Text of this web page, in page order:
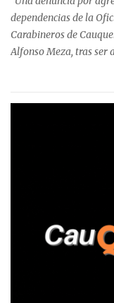
Talca, donde...
dependencias de la
Carabineros de
Alfonso Meza, tras ser
relató que los hechos
trabajadores, el edil
confrontación, la
suelo y agredido con